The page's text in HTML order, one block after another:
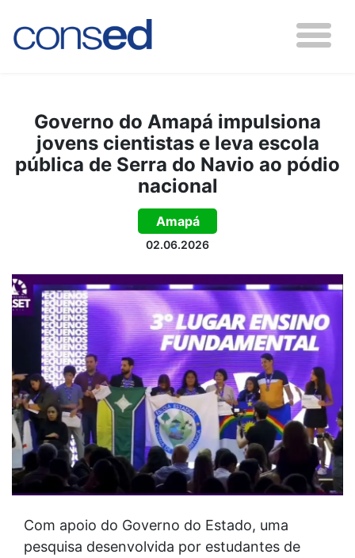
Governo do Amapá impulsiona
jovens cientistas e leva escola
pública de Serra do Navio ao pódio
nacional
Amapá
02.06.2026
Com apoio do Governo do Estado, uma
pesquisa desenvolvida por estudantes de